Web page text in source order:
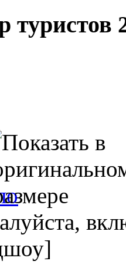
туристов